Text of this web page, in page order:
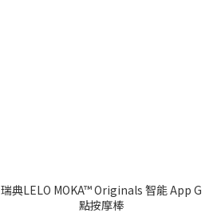
瑞典LELO MOKA™ Originals 智能 App G
點按摩棒